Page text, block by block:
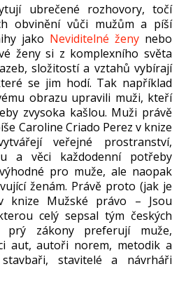
ubrečené rozhovory, točí
obvinění vůči mužům a píší
jako Neviditelné ženy nebo
ženy si z komplexního světa
složitostí a vztahů vybírají
se jim hodí. Tak například
obrazu upravili muži, kteří
zvysoka kašlou. Muži právě
Caroline Criado Perez v knize
veřejné prostranství,
a věci každodenní potřeby
pro muže, ale naopak
ženám. Právě proto (jak je
knize Mužské právo – Jsou
celý sepsal tým českých
prý zákony preferují muže,
aut, autoři norem, metodik a
stavitelé a návrháři